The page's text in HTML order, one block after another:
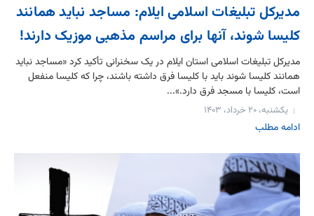
مدیرکل تبلیغات اسلامی ایلام: مساجد نباید همانند
کلیسا شوند، آنها برای مراسم مذهبی موزیک دارند!
مدیرکل تبلیغات اسلامی استان ایلام در یک سخنرانی تأکید کرد «مساجد نباید
همانند کلیسا شوند باید با کلیسا فرق داشته باشند، چرا که کلیسا منفعل
است، کلیسا با مسجد فرق دارد.»...
یکشنبه، ۲۰ خرداد، ۱۴۰۳
ادامه مطلب